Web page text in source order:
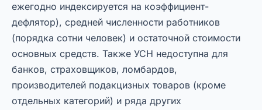
ежегодно индексируется на коэффициент-
дефлятор), средней численности работников
(порядка сотни человек) и остаточной стоимости
основных средств. Также УСН недоступна для
банков, страховщиков, ломбардов,
производителей подакцизных товаров (кроме
отдельных категорий) и ряда других